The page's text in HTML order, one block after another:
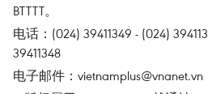
BTTTT。
电话：(024) 39411349 - (024)
39411348
电子邮件： vietnamplus@vnanet.vn